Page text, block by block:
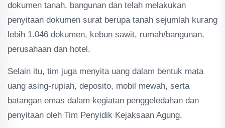
dokumen tanah, bangunan dan telah melakukan
penyitaan dokumen surat berupa tanah sejumlah kurang
lebih 1.046 dokumen, kebun sawit, rumah/bangunan,
perusahaan dan hotel.
Selain itu, tim juga menyita uang dalam bentuk mata
uang asing-rupiah, deposito, mobil mewah, serta
batangan emas dalam kegiatan penggeledahan dan
penyitaan oleh Tim Penyidik Kejaksaan Agung.